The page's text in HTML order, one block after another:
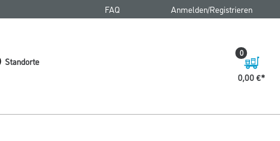
FAQ Anmelden/Registrieren
Standorte
0,00 €
0